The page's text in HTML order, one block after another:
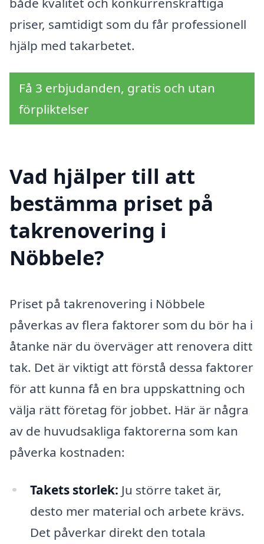
priser, samtidigt som du får professionell
hjälp med takarbetet.
Få 3 erbjudanden, gratis och utan
förpliktelser
Vad hjälper till att
bestämma priset på
takrenovering i
Nöbbele?
Priset på takrenovering i Nöbbele
påverkas av flera faktorer som du bör ha i
åtanke när du överväger att renovera ditt
tak. Det är viktigt att förstå dessa faktorer
för att kunna få en bra uppskattning och
välja rätt företag för jobbet. Här är några
av de huvudsakliga faktorerna som kan
påverka kostnaden:
Takets storlek: Ju större taket är,
desto mer material och arbete krävs.
Det påverkar direkt den totala